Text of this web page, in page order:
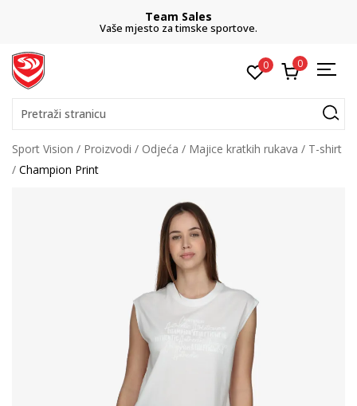
Team Sales
Vaše mjesto za timske sportove.
0 0
Pretraži stranicu
Sport Vision Proizvodi Odjeća Majice kratkih rukava
T-shirt
Champion Print